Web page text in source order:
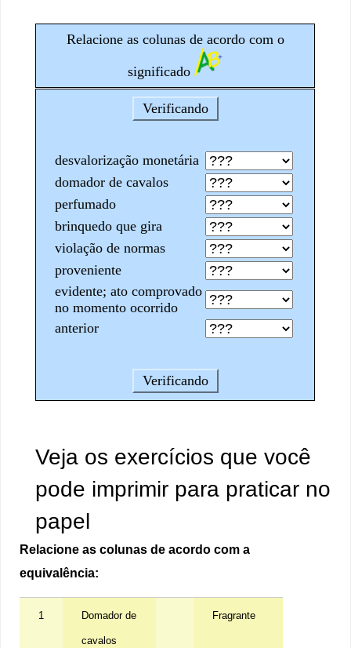
Veja os exercícios que você
pode imprimir para praticar no
papel
Relacione as colunas de acordo com a
equivalência:
1 Domador de
cavalos
Fragrante